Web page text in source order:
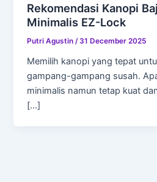
Rekomendasi Kanopi
Minimalis EZ-Lock
Putri Agustin / 31 December 2025
Memilih kanopi yang tepat
gampang-gampang susah.
minimalis namun tetap kuat
[…]